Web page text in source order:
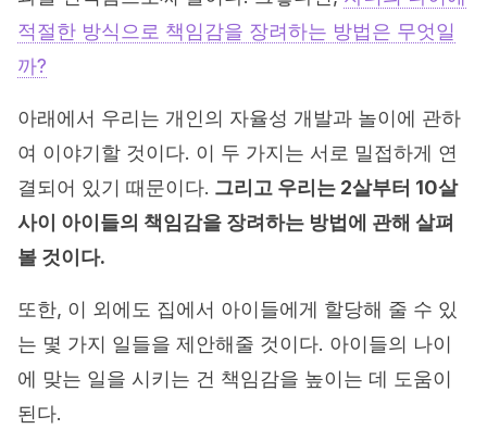
적절한 방식으로 책임감을 장려하는 방법은 무엇일
까?
아래에서 우리는 개인의 자율성 개발과 놀이에 관하
여 이야기할 것이다. 이 두 가지는 서로 밀접하게 연
결되어 있기 때문이다. 그리고 우리는 2살부터 10살
사이 아이들의 책임감을 장려하는 방법에 관해 살펴
볼 것이다.
또한, 이 외에도 집에서 아이들에게 할당해 줄 수 있
는 몇 가지 일들을 제안해줄 것이다. 아이들의 나이
에 맞는 일을 시키는 건 책임감을 높이는 데 도움이
된다.